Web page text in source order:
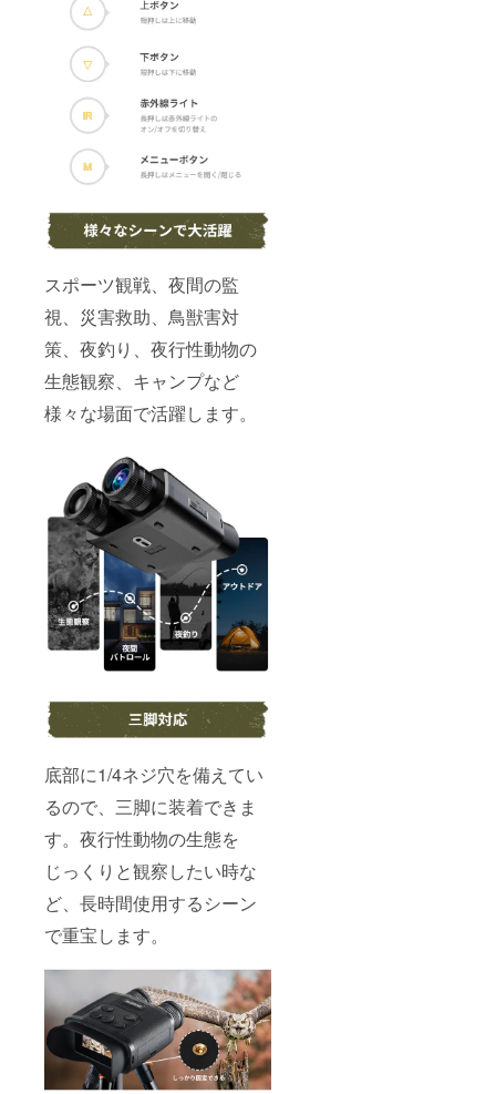
スポーツ観戦、夜間の監
視、災害救助、鳥獣害対
策、夜釣り、夜行性動物の
生態観察、キャンプなど
様々な場面で活躍します。
底部に1/4ネジ穴を備えてい
るので、三脚に装着できま
す。夜行性動物の生態を
じっくりと観察したい時な
ど、長時間使用するシーン
で重宝します。